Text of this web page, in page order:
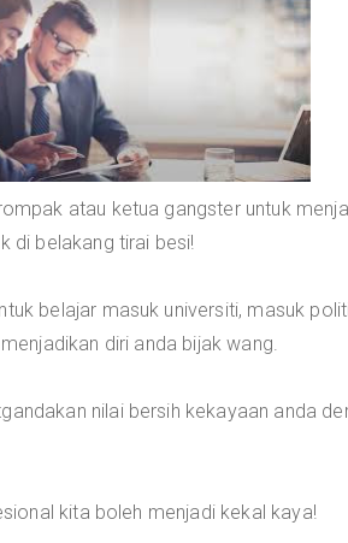
atau ketua gangster untuk
di belakang tirai besi!
belajar masuk universiti, masuk
diri anda bijak wang.
nilai bersih kekayaan anda
kita boleh menjadi kekal kaya!